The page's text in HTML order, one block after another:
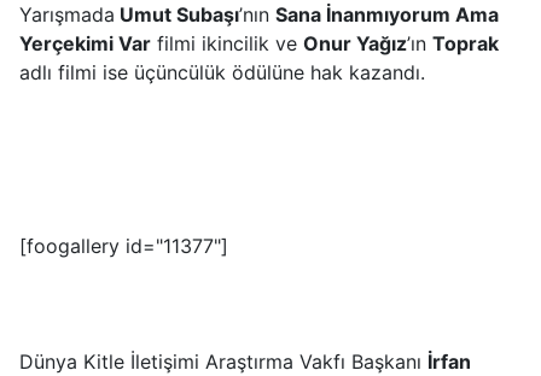
Yarışmada Umut Subaşı’nın Sana İnanmıyorum Ama
Yerçekimi Var filmi ikincilik ve Onur Yağız’ın Toprak
adlı filmi ise üçüncülük ödülüne hak kazandı.
[foogallery id="11377"]
Dünya Kitle İletişimi Araştırma Vakfı Başkanı İrfan